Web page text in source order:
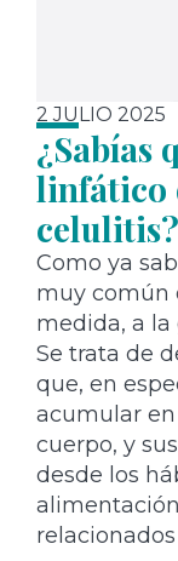
2 JULIO 2025
¿Sabías
linfático
celulitis?
Como ya
muy común
medida, a la
Se trata de
que, en
acumular
cuerpo, y
desde los